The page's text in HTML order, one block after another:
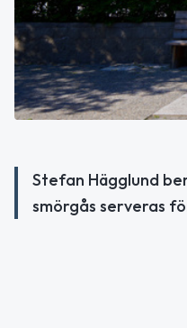
Stefan Hägglund
smörgås serveras